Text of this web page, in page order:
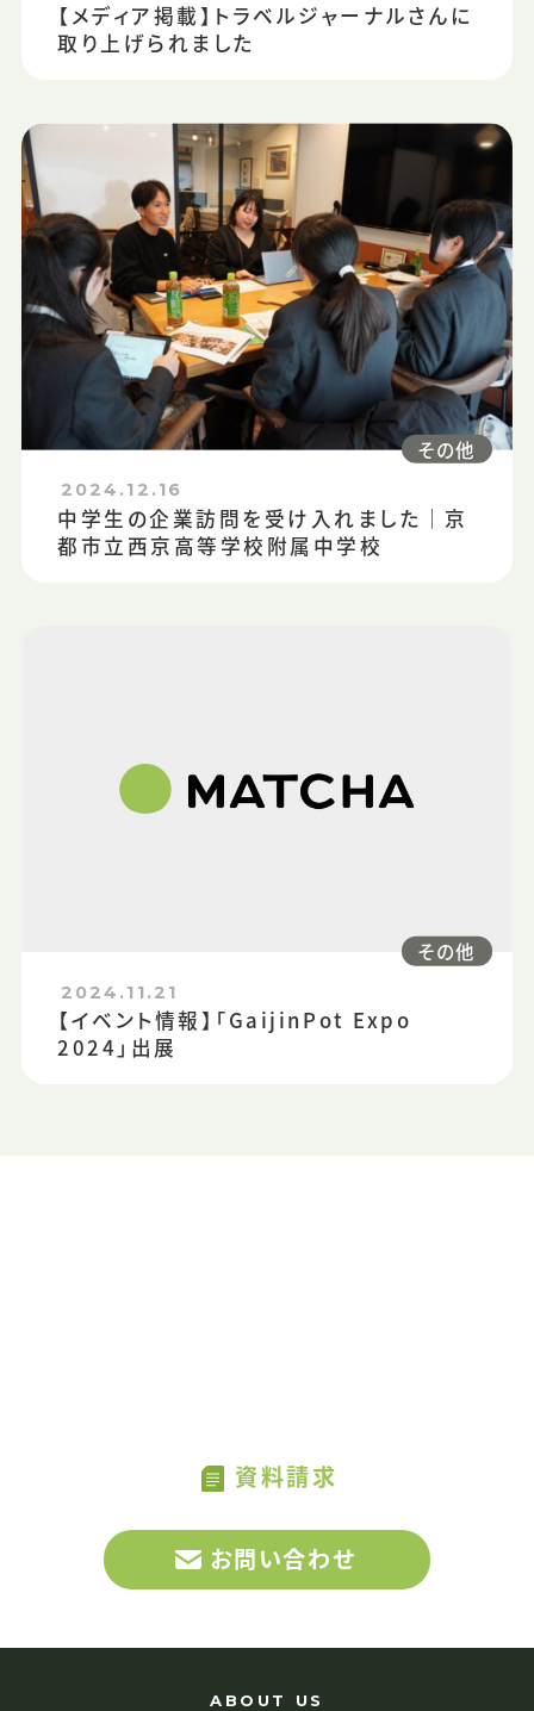
【メディア掲載】トラベルジャーナルさんに
取り上げられました
その他
2024.12.16
中学生の企業訪問を受け入れました｜京
都市立西京高等学校附属中学校
その他
2024.11.21
【イベント情報】「GaijinPot Expo
2024」出展
US
資料請求
お問い合わせ
ABOUT US